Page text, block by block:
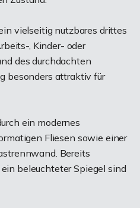
vielseitig nutzbares drittes
, Kinder- oder
des durchdachten
besonders attraktiv für
ein modernes
Fliesen sowie einer
Bereits
beleuchteter Spiegel sind